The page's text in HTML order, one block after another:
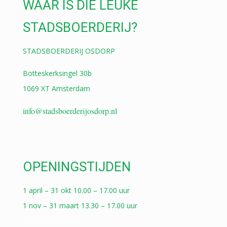
WAAR IS DIE LEUKE
STADSBOERDERIJ?
STADSBOERDERIJ OSDORP
Botteskerksingel 30b
1069 XT Amsterdam
info@stadsboerderijosdorp.nl
OPENINGSTIJDEN
1 april – 31 okt 10.00 – 17.00 uur
1 nov – 31 maart 13.30 – 17.00 uur